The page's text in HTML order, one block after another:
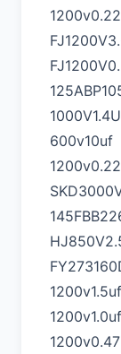
600v10uf
1200v1.5uf
1200v1.0uf